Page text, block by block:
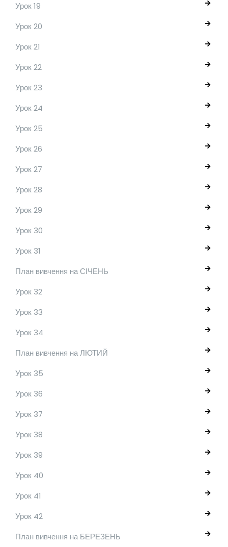
Урок 19
Урок 20
Урок 21
Урок 22
Урок 23
Урок 24
Урок 25
Урок 26
Урок 27
Урок 28
Урок 29
Урок 30
Урок 31
План вивчення на СІЧЕНЬ
Урок 32
Урок 33
Урок 34
План вивчення на ЛЮТИЙ
Урок 35
Урок 36
Урок 37
Урок 38
Урок 39
Урок 40
Урок 41
Урок 42
План вивчення на БЕРЕЗЕНЬ